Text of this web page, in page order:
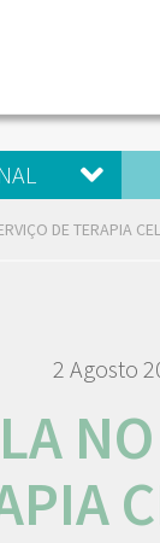
DE TERAPIA
2 Agosto